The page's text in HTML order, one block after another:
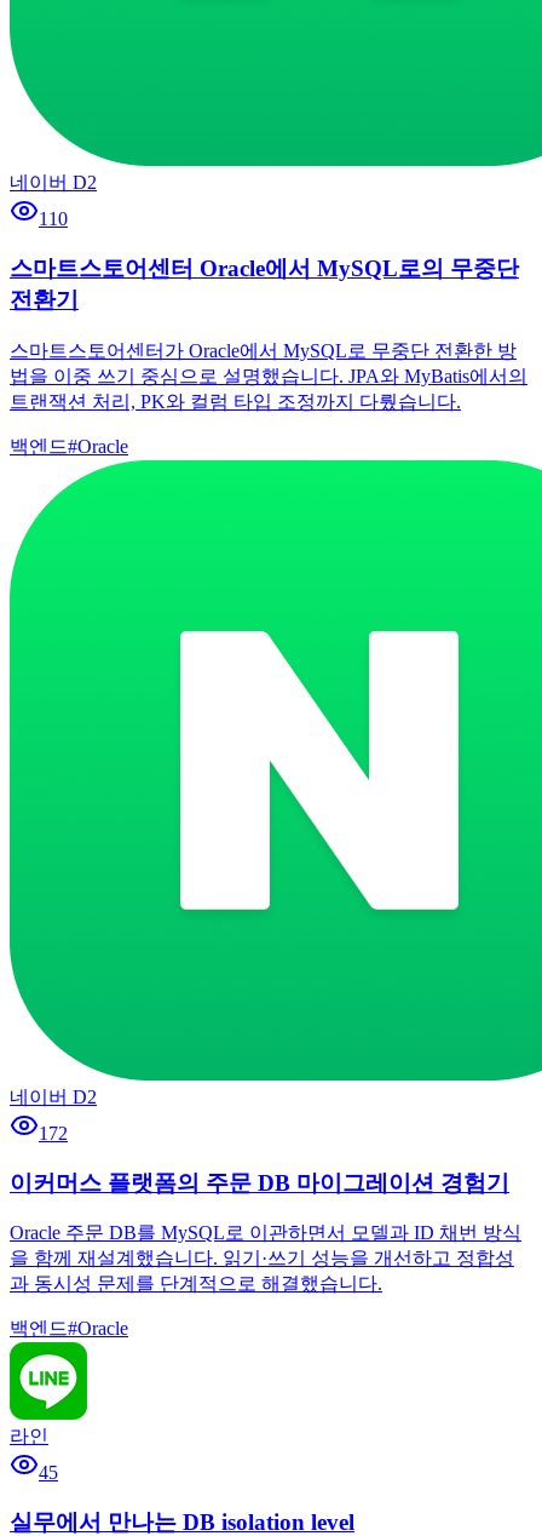
네이버 D2
110
스마트스토어센터 Oracle에서 MySQL로의 무중단
전환기
스마트스토어센터가 Oracle에서 MySQL로 무중단 전환한 방
법을 이중 쓰기 중심으로 설명했습니다. JPA와 MyBatis에서의
트랜잭션 처리, PK와 컬럼 타입 조정까지 다뤘습니다.
백엔드#Oracle
네이버 D2
172
이커머스 플랫폼의 주문 DB 마이그레이션 경험기
Oracle 주문 DB를 MySQL로 이관하면서 모델과 ID 채번 방식
을 함께 재설계했습니다. 읽기·쓰기 성능을 개선하고 정합성
과 동시성 문제를 단계적으로 해결했습니다.
백엔드#Oracle
라인
45
실무에서 만나는 DB isolation level